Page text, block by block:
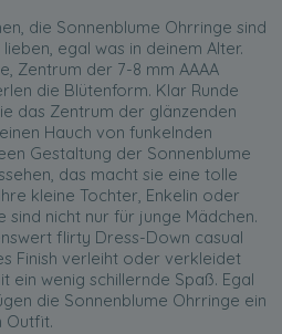
die Sonnenblume Ohrringe sind
egal was in deinem Alter.
Zentrum der 7-8 mm AAAA
die Blütenform. Klar Runde
das Zentrum der glänzenden
Hauch von funkelnden
Gestaltung der Sonnenblume
das macht sie eine tolle
kleine Tochter, Enkelin oder
sind nicht nur für junge Mädchen.
flirty Dress-Down casual
Finish verleiht oder verkleidet
ein wenig schillernde Spaß. Egal
die Sonnenblume Ohrringe ein
Outfit.